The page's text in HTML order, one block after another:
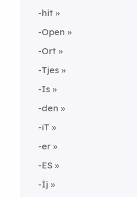
-hit
-Open
-Ort
-Tjes
-Is
-den
-iT
-er
-ES
-İj